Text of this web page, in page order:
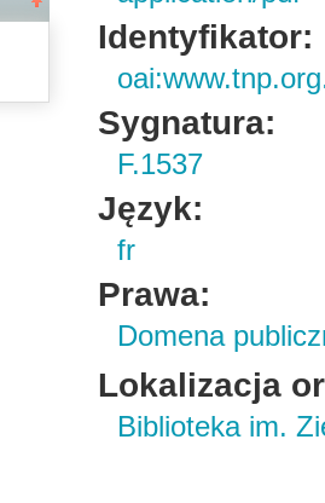
Identyfikator:
Sygnatura:
F.1537
Język:
fr
Prawa:
Domena
Lokalizacja
Biblioteka im.